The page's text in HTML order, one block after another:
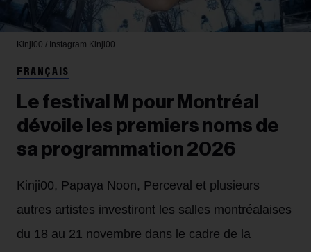
Kinji00 / Instagram Kinji00
FRANÇAIS
Le festival M pour Montréal
dévoile les premiers noms de
sa programmation 2026
Kinji00, Papaya Noon, Perceval et plusieurs
autres artistes investiront les salles montréalaises
du 18 au 21 novembre dans le cadre de la